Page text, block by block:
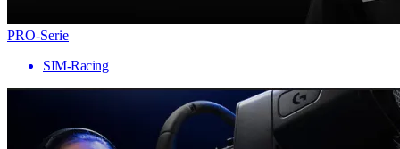
PRO-Serie
SIM-Racing